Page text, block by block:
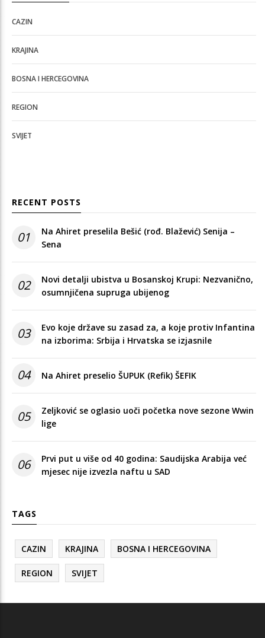
CAZIN
KRAJINA
BOSNA I HERCEGOVINA
REGION
SVIJET
RECENT POSTS
01
Na Ahiret preselila Bešić (rođ. Blažević) Senija –
Sena
02
Novi detalji ubistva u Bosanskoj Krupi: Nezvanično,
osumnjičena supruga ubijenog
03
Evo koje države su zasad za, a koje protiv Infantina
na izborima: Srbija i Hrvatska se izjasnile
04 Na Ahiret preselio ŠUPUK (Refik) ŠEFIK
05
Zeljković se oglasio uoči početka nove sezone Wwin
lige
06
Prvi put u više od 40 godina: Saudijska Arabija već
mjesec nije izvezla naftu u SAD
TAGS
CAZIN KRAJINA BOSNA I HERCEGOVINA
REGION SVIJET